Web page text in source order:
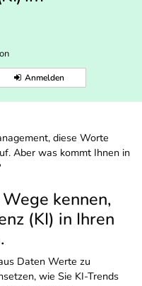
Anmelden
diese Worte
Aber was kommt Ihnen in
kennen,
(KI) in Ihren
Daten Werte zu
wie Sie KI-Trends